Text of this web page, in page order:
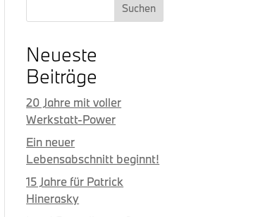
Suchen
Neueste
Beiträge
20 Jahre mit voller
Werkstatt-Power
Ein neuer
Lebensabschnitt beginnt!
15 Jahre für Patrick
Hinerasky